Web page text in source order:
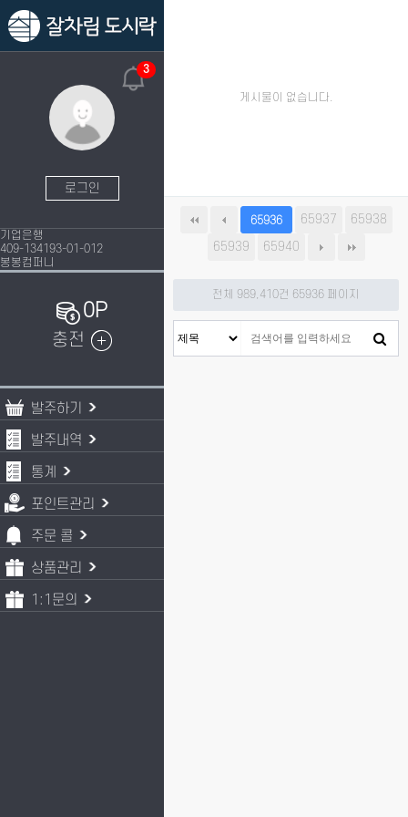
3
로그인
기업은행
409-134193-01-012
봉봉컴퍼니
0P
충전
발주하기
발주내역
통계
포인트관리
주문 콜
상품관리
1:1문의
게시물이 없습니다.
65936 65937
65938
65939
65940
전체 989,410건 65936 페이지